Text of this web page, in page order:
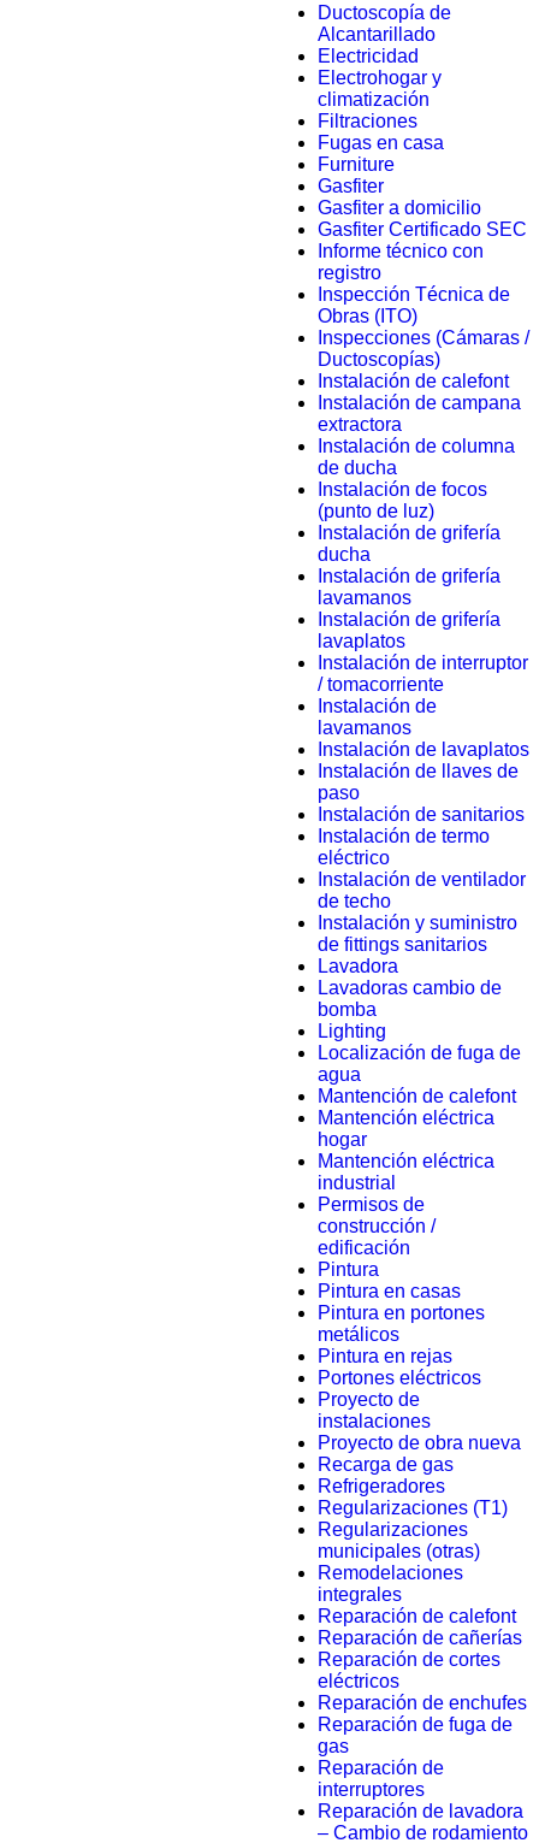
Ductoscopía de
Alcantarillado
Electricidad
Electrohogar y
climatización
Filtraciones
Fugas en casa
Furniture
Gasfiter
Gasfiter a domicilio
Gasfiter Certificado SEC
Informe técnico con
registro
Inspección Técnica de
Obras (ITO)
Inspecciones (Cámaras /
Ductoscopías)
Instalación de calefont
Instalación de campana
extractora
Instalación de columna
de ducha
Instalación de focos
(punto de luz)
Instalación de grifería
ducha
Instalación de grifería
lavamanos
Instalación de grifería
lavaplatos
Instalación de interruptor
/ tomacorriente
Instalación de
lavamanos
Instalación de lavaplatos
Instalación de llaves de
paso
Instalación de sanitarios
Instalación de termo
eléctrico
Instalación de ventilador
de techo
Instalación y suministro
de fittings sanitarios
Lavadora
Lavadoras cambio de
bomba
Lighting
Localización de fuga de
agua
Mantención de calefont
Mantención eléctrica
hogar
Mantención eléctrica
industrial
Permisos de
construcción /
edificación
Pintura
Pintura en casas
Pintura en portones
metálicos
Pintura en rejas
Portones eléctricos
Proyecto de
instalaciones
Proyecto de obra nueva
Recarga de gas
Refrigeradores
Regularizaciones (T1)
Regularizaciones
municipales (otras)
Remodelaciones
integrales
Reparación de calefont
Reparación de cañerías
Reparación de cortes
eléctricos
Reparación de enchufes
Reparación de fuga de
gas
Reparación de
interruptores
Reparación de lavadora
– Cambio de rodamiento